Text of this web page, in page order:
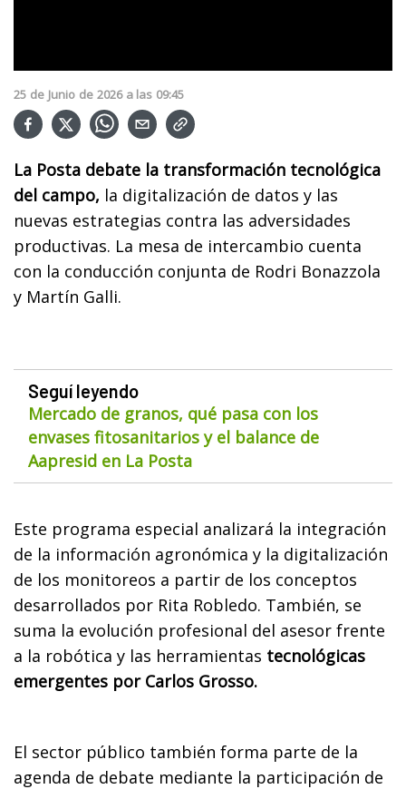
25 de Junio de 2026 a las 09:45
La Posta debate la transformación tecnológica
del campo, la digitalización de datos y las
nuevas estrategias contra las adversidades
productivas. La mesa de intercambio cuenta
con la conducción conjunta de Rodri Bonazzola
y Martín Galli.
Seguí leyendo
Mercado de granos, qué pasa con los
envases fitosanitarios y el balance de
Aapresid en La Posta
Este programa especial analizará la integración
de la información agronómica y la digitalización
de los monitoreos a partir de los conceptos
desarrollados por Rita Robledo. También, se
suma la evolución profesional del asesor frente
a la robótica y las herramientas tecnológicas
emergentes por Carlos Grosso.
El sector público también forma parte de la
agenda de debate mediante la participación de